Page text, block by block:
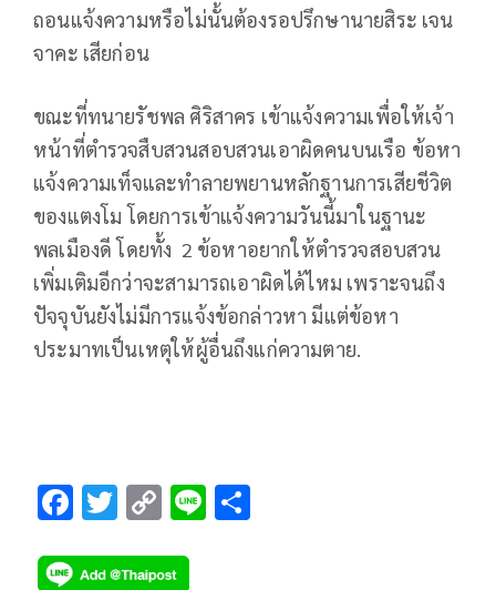
ถอนแจ้งความหรือไม่นั้นต้องรอปรึกษานายสิระ เจน
จาคะ เสียก่อน
ขณะที่ทนายรัชพล ศิริสาคร เข้าแจ้งความเพื่อให้เจ้า
หน้าที่ตำรวจสืบสวนสอบสวนเอาผิดคนบนเรือ ข้อหา
แจ้งความเท็จและทำลายพยานหลักฐานการเสียชีวิต
ของแตงโม โดยการเข้าแจ้งความวันนี้มาในฐานะ
พลเมืองดี โดยทั้ง 2 ข้อหาอยากให้ตำรวจสอบสวน
เพิ่มเติมอีกว่าจะสามารถเอาผิดได้ไหม เพราะจนถึง
ปัจจุบันยังไม่มีการแจ้งข้อกล่าวหา มีแต่ข้อหา
ประมาทเป็นเหตุให้ผู้อื่นถึงแก่ความตาย.
F
e
T
tt
C
p
Li